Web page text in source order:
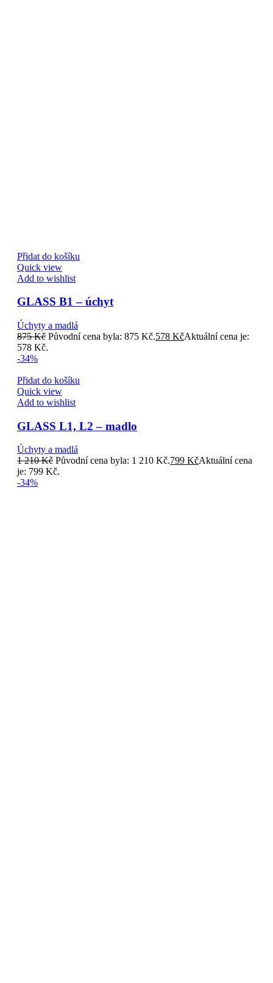
Přidat do košíku
Quick view
Add to wishlist
GLASS B1 – úchyt
Úchyty a madlá
875Kč Původní cena byla: 875 Kč.578 KčAktuální cena je:
578 Kč.
-34%
Přidat do košíku
Quick view
Add to wishlist
GLASS L1, L2 – madlo
Úchyty a madlá
1 210Kč Původní cena byla: 1 210 Kč.799 KčAktuální cena
je: 799 Kč.
-34%